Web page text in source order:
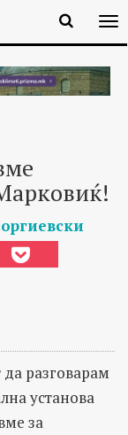
разговарам
установа
за